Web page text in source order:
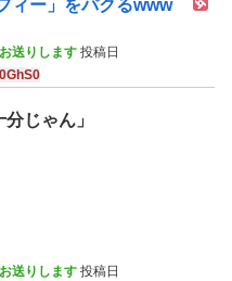
ィー」をパクるwww
送りします 投稿日
じゃん」
送りします 投稿日